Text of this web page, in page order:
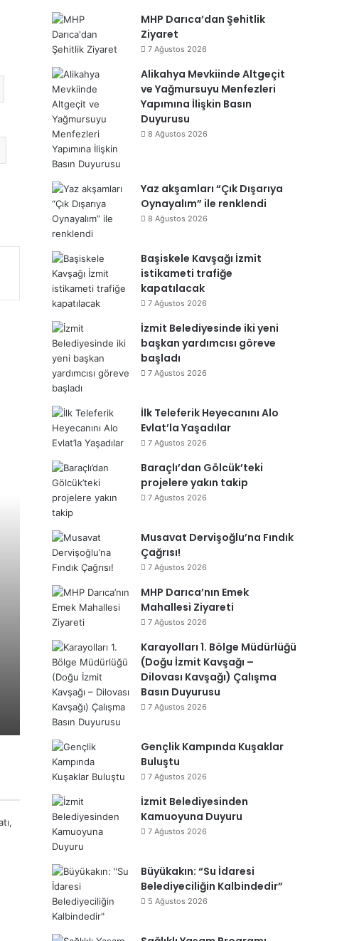
MHP Darıca’dan Şehitlik
Ziyaret
7 Ağustos 2026
Alikahya Mevkiinde Altgeçit
ve Yağmursuyu Menfezleri
Yapımına İlişkin Basın
Duyurusu
8 Ağustos 2026
Yaz akşamları “Çık Dışarıya
Oynayalım” ile renklendi
8 Ağustos 2026
Başiskele Kavşağı İzmit
istikameti trafiğe
kapatılacak
7 Ağustos 2026
İzmit Belediyesinde iki yeni
başkan yardımcısı göreve
başladı
7 Ağustos 2026
İlk Teleferik Heyecanını Alo
Evlat’la Yaşadılar
7 Ağustos 2026
Baraçlı’dan Gölcük’teki
projelere yakın takip
7 Ağustos 2026
Musavat Dervişoğlu’na Fındık
Çağrısı!
7 Ağustos 2026
MHP Darıca’nın Emek
Mahallesi Ziyareti
7 Ağustos 2026
Karayolları 1. Bölge Müdürlüğü
(Doğu İzmit Kavşağı –
Dilovası Kavşağı) Çalışma
Basın Duyurusu
7 Ağustos 2026
Gençlik Kampında Kuşaklar
Buluştu
7 Ağustos 2026
İzmit Belediyesinden
Kamuoyuna Duyuru
7 Ağustos 2026
Büyükakın: “Su İdaresi
Belediyeciliğin Kalbindedir”
5 Ağustos 2026